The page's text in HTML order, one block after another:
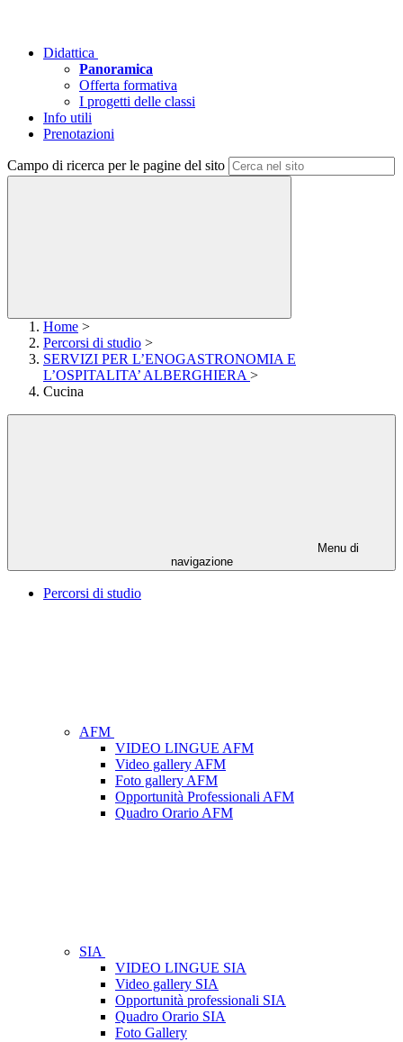
Didattica
Panoramica
Offerta formativa
I progetti delle classi
Info utili
Prenotazioni
Campo di ricerca per le pagine del sito
Home >
Percorsi di studio >
SERVIZI PER L’ENOGASTRONOMIA E
L’OSPITALITA’ ALBERGHIERA >
Cucina
Menu di
navigazione
Percorsi di studio
AFM
VIDEO LINGUE AFM
Video gallery AFM
Foto gallery AFM
Opportunità Professionali AFM
Quadro Orario AFM
SIA
VIDEO LINGUE SIA
Video gallery SIA
Opportunità professionali SIA
Quadro Orario SIA
Foto Gallery